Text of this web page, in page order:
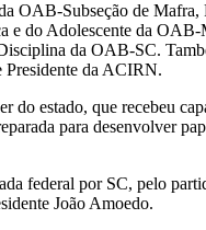
OAB-Subseção de Mafra,
e do Adolescente da
da OAB-SC.
da ACIRN.
do estado, que recebeu
para desenvolver
federal por SC, pelo
João Amoedo.